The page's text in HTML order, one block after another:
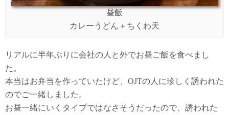
昼飯
カレーうどん＋ちくわ天
リアルに半年ぶりに会社の人と外でお昼ご飯を食べまし
た。
本当はお弁当を作っていたけど、OJTの人に珍しく誘われた
のでご一緒しました。
お昼一緒にいくタイプではなさそうだったので、誘われた